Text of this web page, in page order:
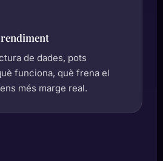
de dades, pots
funciona, què frena el
més marge real.